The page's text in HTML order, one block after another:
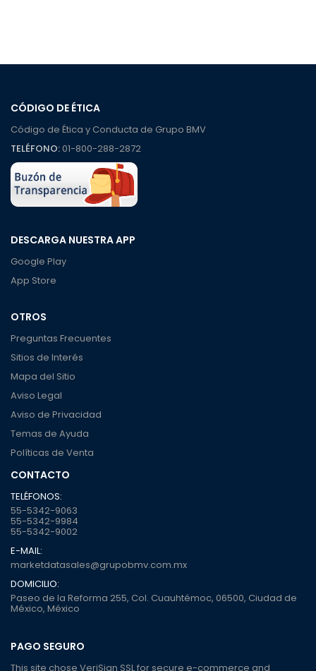
CÓDIGO DE ÉTICA
Código de Ética y Conducta de Grupo BMV
TELÉFONO:01-800-288-2872
DESCARGA NUESTRA APP
Google Play
App Store
OTROS
Preguntas Frecuentes
Sitios de Interés
Mapa del Sitio
Aviso Legal
Aviso de Privacidad
Temas de Ayuda
Políticas de Venta
CONTACTO
TELÉFONOS:
55-5342-9063
55-5342-9984
55-5342-9002
E-MAIL:
marketdatasales@grupobmv.com.mx
DOMICILIO:
Paseo de la Reforma 255, Col. Cuauhtémoc, 06500, Ciudad de
México, México
PAGO SEGURO
This site chose VeriSign SSL for secure e-commerce and